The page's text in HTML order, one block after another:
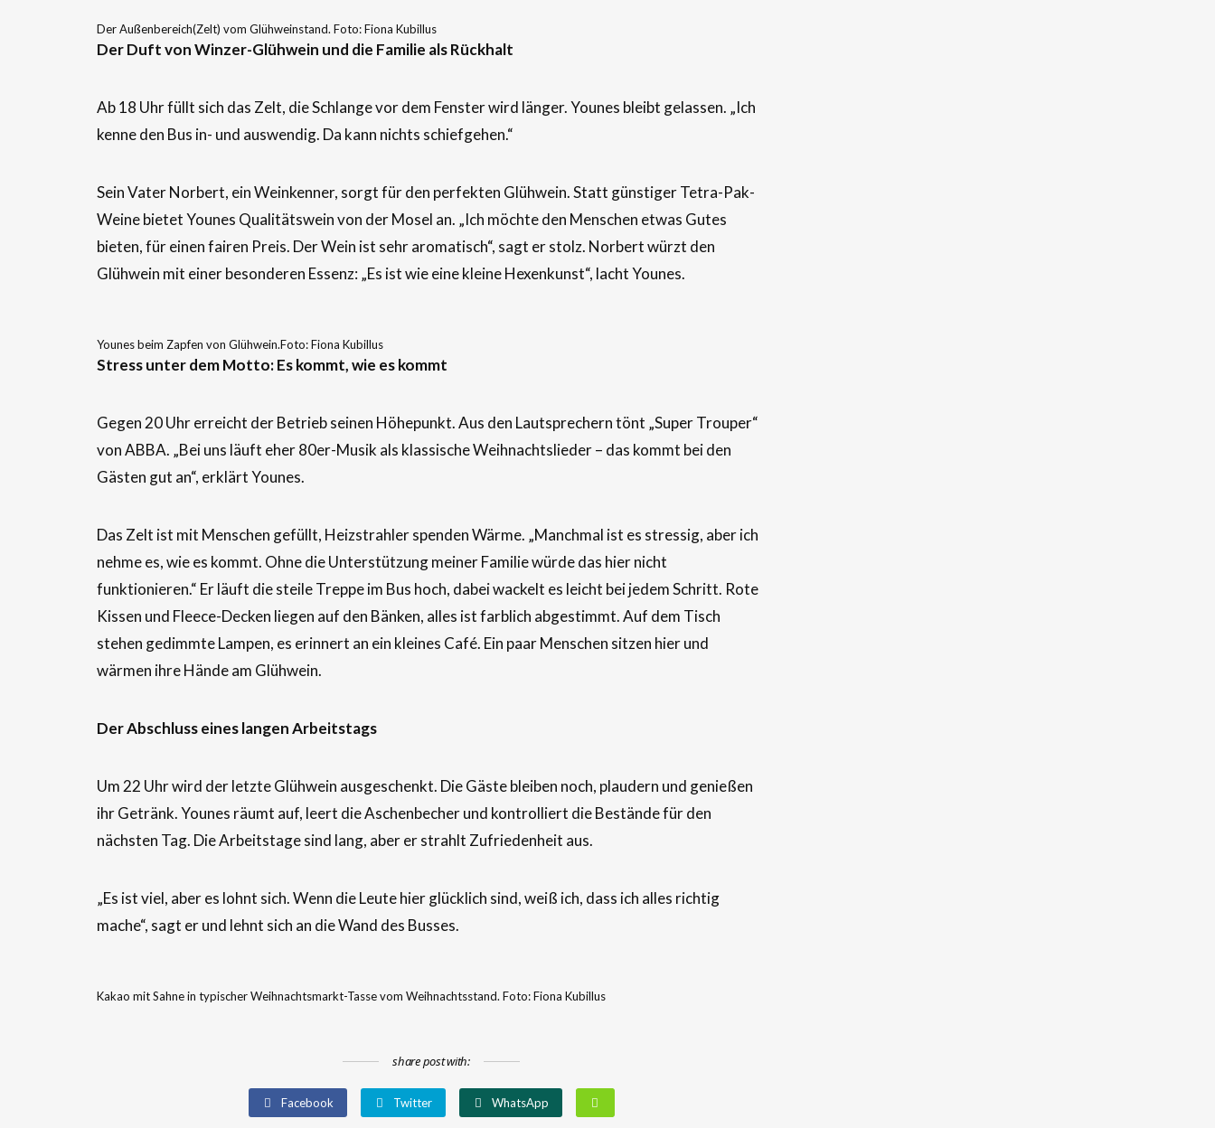
Der Außenbereich(Zelt) vom Glühweinstand. Foto: Fiona Kubillus
Der Duft von Winzer-Glühwein und die Familie als Rückhalt
Ab 18 Uhr füllt sich das Zelt, die Schlange vor dem Fenster wird länger. Younes bleibt gelassen. „Ich
kenne den Bus in- und auswendig. Da kann nichts schiefgehen.“
Sein Vater Norbert, ein Weinkenner, sorgt für den perfekten Glühwein. Statt günstiger Tetra-Pak-
Weine bietet Younes Qualitätswein von der Mosel an. „Ich möchte den Menschen etwas Gutes
bieten, für einen fairen Preis. Der Wein ist sehr aromatisch“, sagt er stolz. Norbert würzt den
Glühwein mit einer besonderen Essenz: „Es ist wie eine kleine Hexenkunst“, lacht Younes.
Younes beim Zapfen von Glühwein.Foto: Fiona Kubillus
Stress unter dem Motto: Es kommt, wie es kommt
Gegen 20 Uhr erreicht der Betrieb seinen Höhepunkt. Aus den Lautsprechern tönt „Super Trouper“
von ABBA. „Bei uns läuft eher 80er-Musik als klassische Weihnachtslieder – das kommt bei den
Gästen gut an“, erklärt Younes.
Das Zelt ist mit Menschen gefüllt, Heizstrahler spenden Wärme. „Manchmal ist es stressig, aber ich
nehme es, wie es kommt. Ohne die Unterstützung meiner Familie würde das hier nicht
funktionieren.“ Er läuft die steile Treppe im Bus hoch, dabei wackelt es leicht bei jedem Schritt. Rote
Kissen und Fleece-Decken liegen auf den Bänken, alles ist farblich abgestimmt. Auf dem Tisch
stehen gedimmte Lampen, es erinnert an ein kleines Café. Ein paar Menschen sitzen hier und
wärmen ihre Hände am Glühwein.
Der Abschluss eines langen Arbeitstags
Um 22 Uhr wird der letzte Glühwein ausgeschenkt. Die Gäste bleiben noch, plaudern und genießen
ihr Getränk. Younes räumt auf, leert die Aschenbecher und kontrolliert die Bestände für den
nächsten Tag. Die Arbeitstage sind lang, aber er strahlt Zufriedenheit aus.
„Es ist viel, aber es lohnt sich. Wenn die Leute hier glücklich sind, weiß ich, dass ich alles richtig
mache“, sagt er und lehnt sich an die Wand des Busses.
Kakao mit Sahne in typischer Weihnachtsmarkt-Tasse vom Weihnachtsstand. Foto: Fiona Kubillus
share post with:
Facebook Twitter WhatsApp